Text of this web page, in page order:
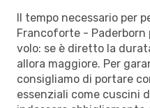
Il tempo necessario per
Francoforte - Paderborn
volo: se è diretto la
allora maggiore. Per
consigliamo di portare
essenziali come cuscini